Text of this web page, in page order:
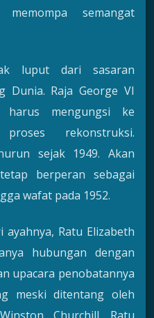
semangat
luput dari sasaran
Dunia. Raja George VI
harus mengungsi ke
rekonstruksi.
sejak 1949. Akan
berperan sebagai
wafat pada 1952.
Ratu Elizabeth
hubungan dengan
upacara penobatannya
meski ditentang oleh